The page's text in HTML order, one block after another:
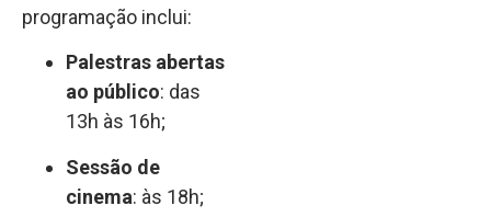
programação inclui:
Palestras abertas
ao público: das
13h às 16h;
Sessão de
cinema: às 18h;